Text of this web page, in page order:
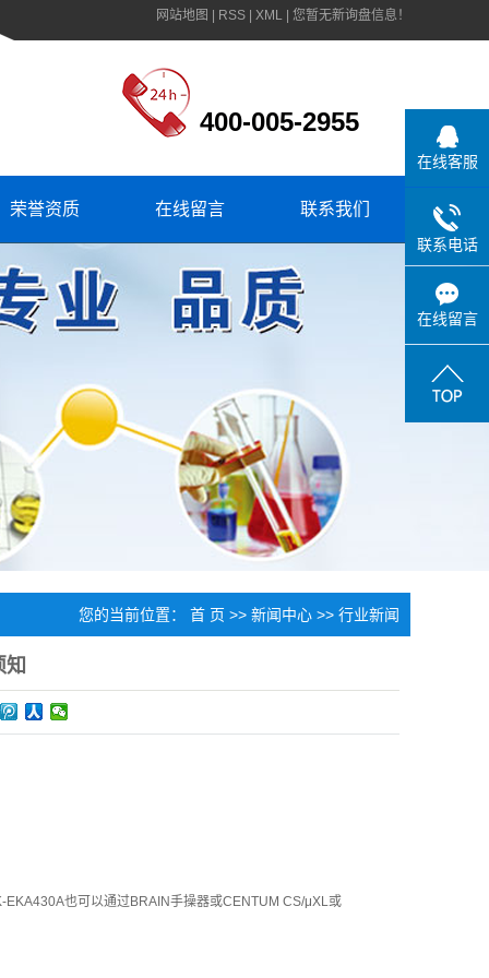
网站地图 RSS XML 您暂无新询盘信息！
400-005-2955
荣誉资质 在线留言 联系我们
您的当前位置： 首 页 >> 新闻中心 >> 行业新闻
也可以通过BRAIN手操器或CENTUM CS/μXL或
在线客服
联系电话
在线留言